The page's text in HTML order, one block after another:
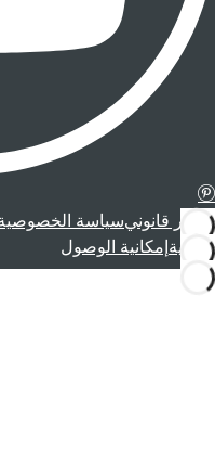
إشعار قانونيسياسة
قانونية إمكانية الوصول